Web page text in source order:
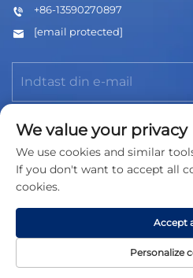
+86-13590270897
[email protected]
Copyright © 2026 Shenzhen
rettigheder
We value your privacy
We use cookies and similar
If you don't want to accept all
cookies.
Personalize
Accept